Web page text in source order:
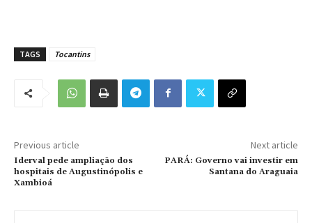
TAGS Tocantins
Previous article
Iderval pede ampliação dos
hospitais de Augustinópolis e
Xambioá
Next article
PARÁ: Governo vai investir em
Santana do Araguaia